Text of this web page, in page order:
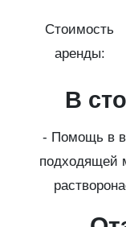
Стоимость
аренды:
В
- Помощь в
подходящей